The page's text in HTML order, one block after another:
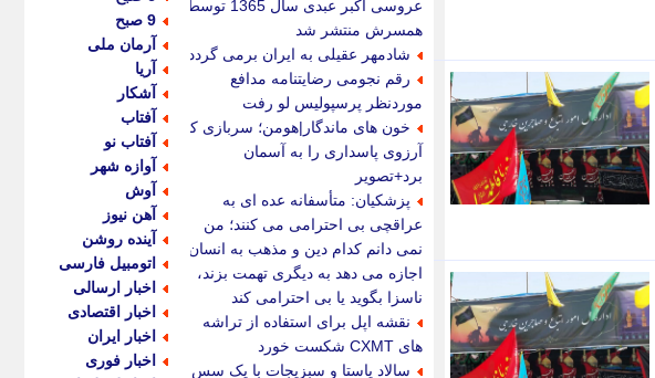
عروسی اکبر عبدی سال 1365 توسط
همسرش منتشر شد
شادمهر عقیلی به ایران برمی گردد؟
رقم نجومی رضایتنامه مدافع
موردنظر پرسپولیس لو رفت
خون های ماندگار|هومن؛ سربازی که
آرزوی پاسداری را به آسمان
برد+تصویر
پزشکیان: متأسفانه عده ای به
عراقچی بی احترامی می کنند؛ من
نمی دانم کدام دین و مذهب به انسان
اجازه می دهد به دیگری تهمت بزند،
ناسزا بگوید یا بی احترامی کند
نقشه اپل برای استفاده از تراشه
های CXMT شکست خورد
سالاد پاستا و سبزیجات با یک سس
9 صبح
آرمان ملی
آریا
آشکار
آفتاب
آفتاب نو
آوازه شهر
آوش
آهن نیوز
آینده روشن
اتومبیل فارسی
اخبار ارسالی
اخبار اقتصادی
اخبار ایران
اخبار فوری